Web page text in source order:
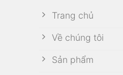
Trang chủ
Về chúng tôi
Sản phẩm